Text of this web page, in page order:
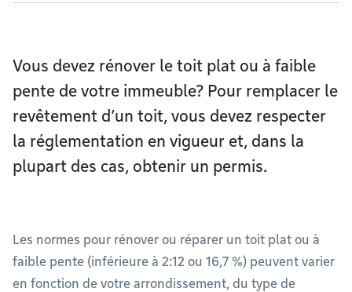
Vous devez rénover le toit plat ou à faible
pente de votre immeuble? Pour remplacer le
revêtement d’un toit, vous devez respecter
la réglementation en vigueur et, dans la
plupart des cas, obtenir un permis.
Les normes pour rénover ou réparer un toit plat ou à
faible pente (inférieure à 2:12 ou 16,7 %) peuvent varier
en fonction de votre arrondissement, du type de